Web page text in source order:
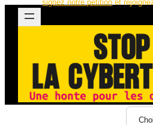
Aller
signez notre pétition et